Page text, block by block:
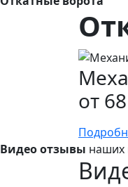
от
Видео отзывы наших